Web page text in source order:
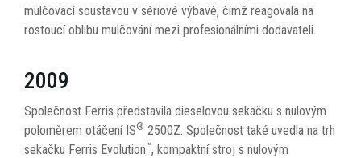
mulčovací soustavou v sériové výbavě, čímž reagovala na
rostoucí oblibu mulčování mezi profesionálními dodavateli.
2009
Společnost Ferris představila dieselovou sekačku s nulovým
poloměrem otáčení IS® 2500Z. Společnost také uvedla na trh
sekačku Ferris Evolution™, kompaktní stroj s nulovým